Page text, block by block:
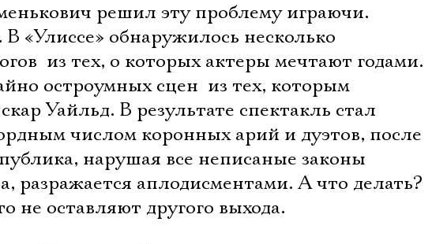
решил эту проблему играючи.
«Улиссе» обнаружилось несколько
 из тех, о которых актеры мечтают годами.
остроумных сцен  из тех, которым
Уайльд. В результате спектакль стал
числом коронных арий и дуэтов, после
нарушая все неписаные законы
разражается аплодисментами. А что делать?
не оставляют другого выхода.